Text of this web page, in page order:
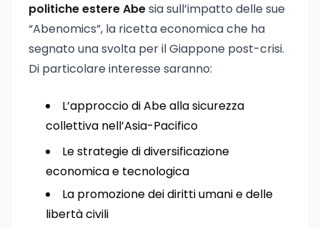
politiche estere Abesia sull’impatto delle sue
“Abenomics”, la ricetta economica che ha
segnato una svolta per il Giappone post-crisi.
Di particolare interesse saranno:
L’approccio di Abe alla sicurezza
collettiva nell’Asia-Pacifico
Le strategie di diversificazione
economica e tecnologica
La promozione dei diritti umani e delle
libertà civili